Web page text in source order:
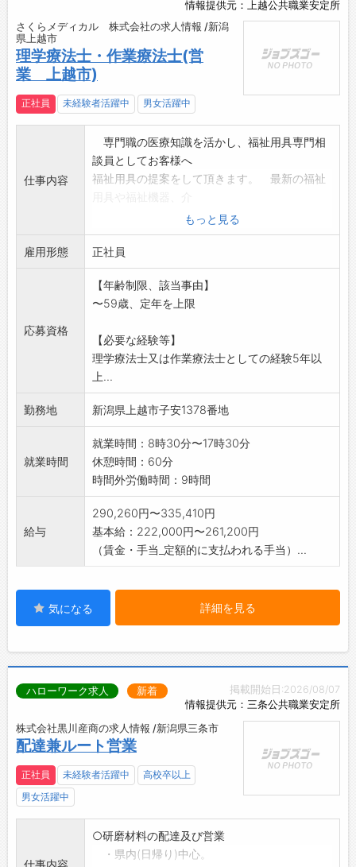
情報提供元：上越公共職業安定所
さくらメディカル 株式会社の求人情報 /新潟
県上越市
理学療法士・作業療法士(営
業 上越市)
正社員 未経験者活躍中 男女活躍中
仕事内容
専門職の医療知識を活かし、福祉用具専門相
談員としてお客様へ
福祉用具の提案をして頂きます。 最新の福祉
護ロボットを疾患別や状態に応じて選定提案
し、在宅生活を支えて
頂きます。
専門職として病院、福祉施設や地域での勉強
会を通し、福祉用具
の効果を広めて頂きます。
連携しながら、お客
様が在宅介護生活を安心して過ごして頂けるよ
う質の高いサービス
提供を行っております。
※弊社には理学療法士、作業療法士が既に在籍
しており活躍してお
ります。
※ 従事する業務の変更範囲 : 会社の定める
業務
もっと見る
雇用形態 正社員
応募資格
【年齢制限、該当事由】
〜59歳、定年を上限
【必要な経験等】
理学療法士又は作業療法士としての経験5年以
上...
勤務地 新潟県上越市子安1378番地
就業時間
就業時間：8時30分〜17時30分
休憩時間：60分
時間外労働時間：9時間
給与
290,260円〜335,410円
基本給：222,000円〜261,200円
（賃金・手当_定額的に支払われる手当）...
気になる 詳細を見る
掲載開始日:2026/08/07
情報提供元：三条公共職業安定所
ハローワーク求人 新着
株式会社黒川産商の求人情報 /新潟県三条市
配達兼ルート営業
正社員 未経験者活躍中
高校卒以上
男女活躍中
仕事内容
○研磨材料の配達及び営業
・県内(日帰り)中心。